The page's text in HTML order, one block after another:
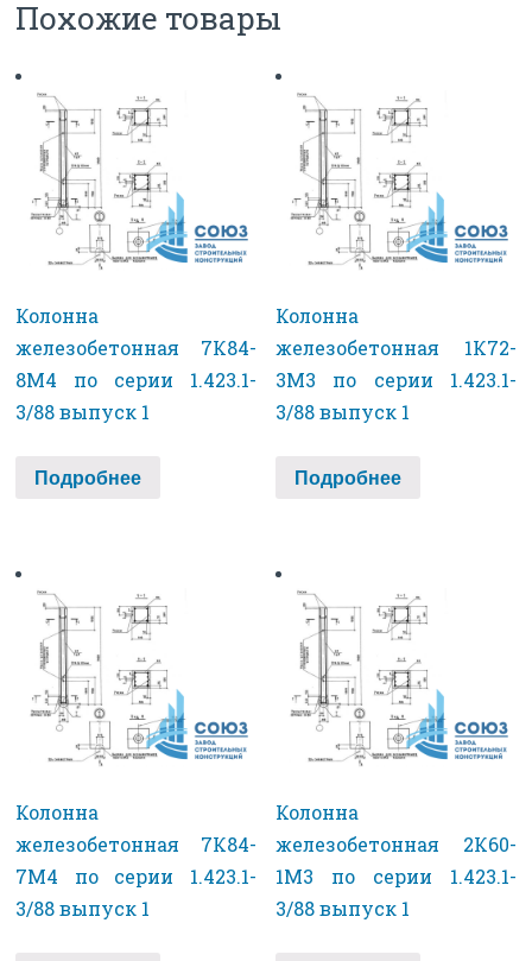
Похожие товары
Колонна
железобетонная 7К84-
8М4 по серии 1.423.1-
3/88 выпуск 1
Подробнее
Колонна
железобетонная 1К72-
3М3 по серии 1.423.1-
3/88 выпуск 1
Подробнее
Колонна
железобетонная 7К84-
7М4 по серии 1.423.1-
3/88 выпуск 1
Колонна
железобетонная 2К60-
1М3 по серии 1.423.1-
3/88 выпуск 1